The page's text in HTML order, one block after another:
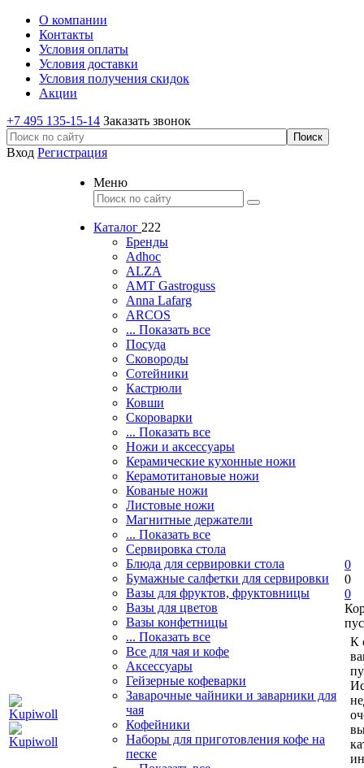
О компании
Контакты
Условия оплаты
Условия доставки
Условия получения скидок
Акции
+7 495 135-15-14 Заказать звонок
Вход Регистрация
Меню
Каталог 222
Бренды
Adhoc
ALZA
AMT Gastroguss
Anna Lafarg
ARCOS
... Показать все
Посуда
Сковороды
Сотейники
Кастрюли
Ковши
Скороварки
... Показать все
Ножи и аксессуары
Керамические кухонные ножи
Керамотитановые ножи
Кованые ножи
Листовые ножи
Магнитные держатели
... Показать все
Сервировка стола
Блюда для сервировки стола
Бумажные салфетки для сервировки
Вазы для фруктов, фруктовницы
Вазы для цветов
Вазы конфетницы
... Показать все
Все для чая и кофе
Аксессуары
Гейзерные кофеварки
Заварочные чайники и заварники для
чая
Кофейники
Наборы для приготовления кофе на
песке
0
0
0
К